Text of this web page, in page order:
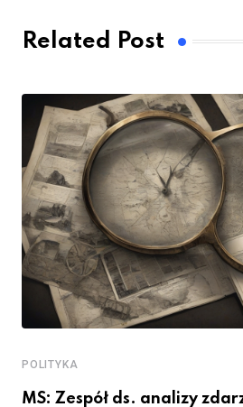
Related Post
POLITYKA
MS: Zespół ds. analizy